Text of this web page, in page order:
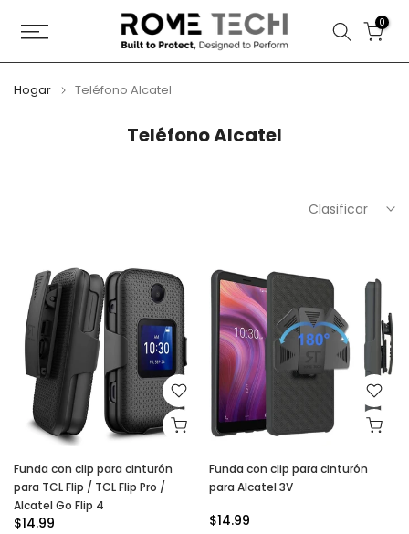
al
0
Hogar Teléfono Alcatel
Teléfono Alcatel
Clasificar
Funda con clip para cinturón
para TCL Flip / TCL Flip Pro /
Alcatel Go Flip 4
$14.99
Funda con clip para cinturón
para Alcatel 3V
$14.99